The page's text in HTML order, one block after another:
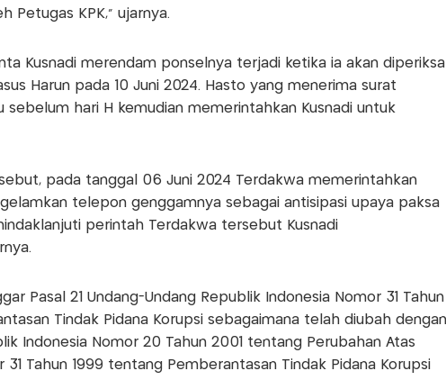
Petugas KPK," ujarnya.
Kusnadi merendam ponselnya terjadi ketika ia akan diperiksa
Harun pada 10 Juni 2024. Hasto yang menerima surat
sebelum hari H kemudian memerintahkan Kusnadi untuk
pada tanggal 06 Juni 2024 Terdakwa memerintahkan
telepon genggamnya sebagai antisipasi upaya paksa
perintah Terdakwa tersebut Kusnadi
Pasal 21 Undang-Undang Republik Indonesia Nomor 31 Tahun
Tindak Pidana Korupsi sebagaimana telah diubah dengan
Indonesia Nomor 20 Tahun 2001 tentang Perubahan Atas
31 Tahun 1999 tentang Pemberantasan Tindak Pidana Korupsi